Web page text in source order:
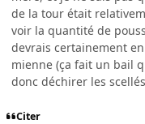
de la tour était
voir la quantité de
devrais certainement
mienne (ça fait un bail
donc déchirer les
Citer